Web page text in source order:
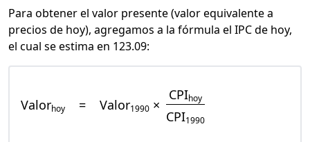
Para obtener el valor presente (valor equivalente a
precios de hoy), agregamos a la fórmula el IPC de hoy,
el cual se estima en 123.09:
Valorhoy = Valor1990 ×
CPIhoy
CPI1990